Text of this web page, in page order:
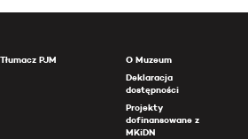
Tłumacz PJM
O Muzeum
Deklaracja
dostępności
Projekty
dofinansowane z
MKiDN